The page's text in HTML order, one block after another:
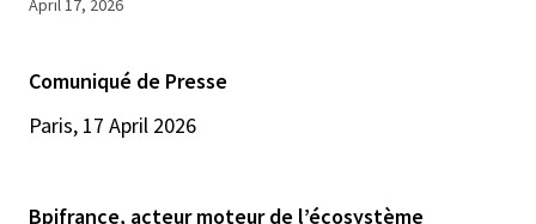
April 17, 2026
Comuniqué de Presse
Paris, 17 April 2026
Bpifrance, acteur moteur de l’écosystème